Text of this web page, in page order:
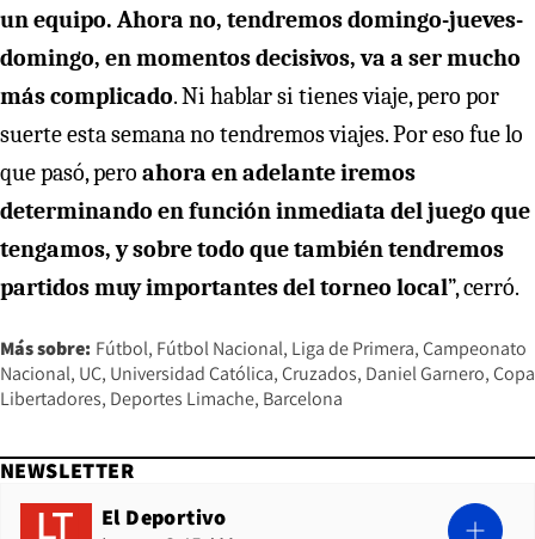
un equipo. Ahora no, tendremos domingo-jueves-
domingo, en momentos decisivos, va a ser mucho
más complicado. Ni hablar si tienes viaje, pero por
suerte esta semana no tendremos viajes. Por eso fue lo
que pasó, pero ahora en adelante iremos
determinando en función inmediata del juego que
tengamos, y sobre todo que también tendremos
partidos muy importantes del torneo local”, cerró.
Más sobre: Fútbol Fútbol Nacional Liga de Primera Campeonato
Nacional UC Universidad Católica Cruzados Daniel Garnero Copa
Libertadores Deportes Limache Barcelona
NEWSLETTER
El Deportivo